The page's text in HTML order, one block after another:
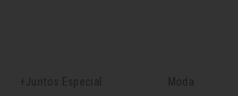
+Juntos Especial Moda